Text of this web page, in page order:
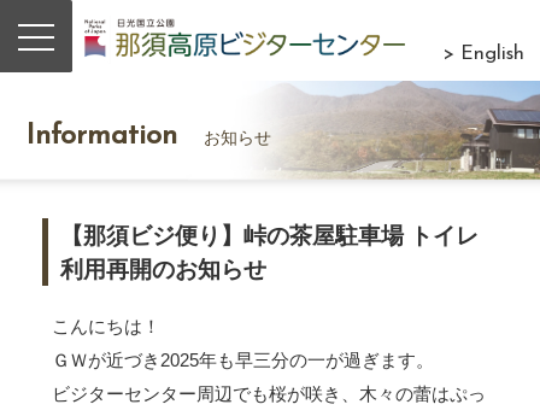
> English
Information お知らせ
【那須ビジ便り】峠の茶屋駐車場 トイレ
利用再開のお知らせ
こんにちは！
ＧＷが近づき2025年も早三分の一が過ぎます。
ビジターセンター周辺でも桜が咲き、木々の蕾はぷっ